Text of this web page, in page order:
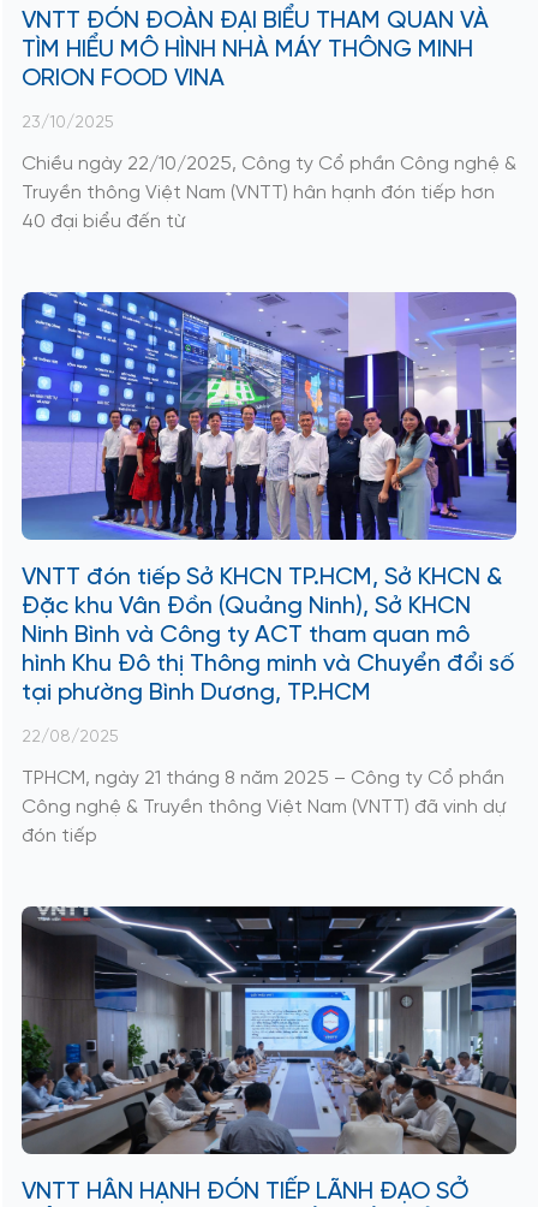
VNTT ĐÓN ĐOÀN ĐẠI BIỂU THAM QUAN VÀ
TÌM HIỂU MÔ HÌNH NHÀ MÁY THÔNG MINH
ORION FOOD VINA
23/10/2025
Chiều ngày 22/10/2025, Công ty Cổ phần Công nghệ &
Truyền thông Việt Nam (VNTT) hân hạnh đón tiếp hơn
40 đại biểu đến từ
VNTT đón tiếp Sở KHCN TP.HCM, Sở KHCN &
Đặc khu Vân Đồn (Quảng Ninh), Sở KHCN
Ninh Bình và Công ty ACT tham quan mô
hình Khu Đô thị Thông minh và Chuyển đổi số
tại phường Bình Dương, TP.HCM
22/08/2025
TPHCM, ngày 21 tháng 8 năm 2025 – Công ty Cổ phần
Công nghệ & Truyền thông Việt Nam (VNTT) đã vinh dự
đón tiếp
VNTT HÂN HẠNH ĐÓN TIẾP LÃNH ĐẠO SỞ